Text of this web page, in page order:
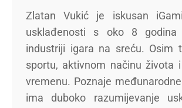
Zlatan Vukić je iskusan
usklađenosti s oko 8 godina
industriji igara na sreću. Osim
sportu, aktivnom načinu života
vremenu. Poznaje
ima duboko razumijevanje